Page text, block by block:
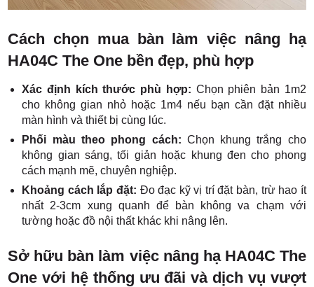
Cách chọn mua bàn làm việc nâng hạ
HA04C The One bền đẹp, phù hợp
Xác định kích thước phù hợp: Chọn phiên bản 1m2
cho không gian nhỏ hoặc 1m4 nếu bạn cần đặt nhiều
màn hình và thiết bị cùng lúc.
Phối màu theo phong cách: Chọn khung trắng cho
không gian sáng, tối giản hoặc khung đen cho phong
cách mạnh mẽ, chuyên nghiệp.
Khoảng cách lắp đặt: Đo đạc kỹ vị trí đặt bàn, trừ hao ít
nhất 2-3cm xung quanh để bàn không va chạm với
tường hoặc đồ nội thất khác khi nâng lên.
Sở hữu bàn làm việc nâng hạ HA04C The
One với hệ thống ưu đãi và dịch vụ vượt